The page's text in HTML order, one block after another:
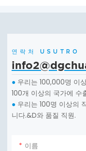
연락처 USUTRO
● 우리는 100,000명 이
100개 이상의 국가에 수
● 우리는 100명 이상의
니다.&D와 품질 직원.
이름